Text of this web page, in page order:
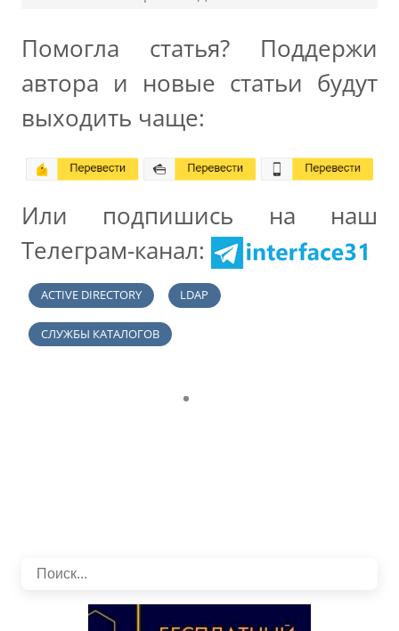
Помогла статья? Поддержи
автора и новые статьи будут
выходить чаще:
Или подпишись на наш
Телеграм-канал:
ACTIVE DIRECTORY LDAP
СЛУЖБЫ КАТАЛОГОВ